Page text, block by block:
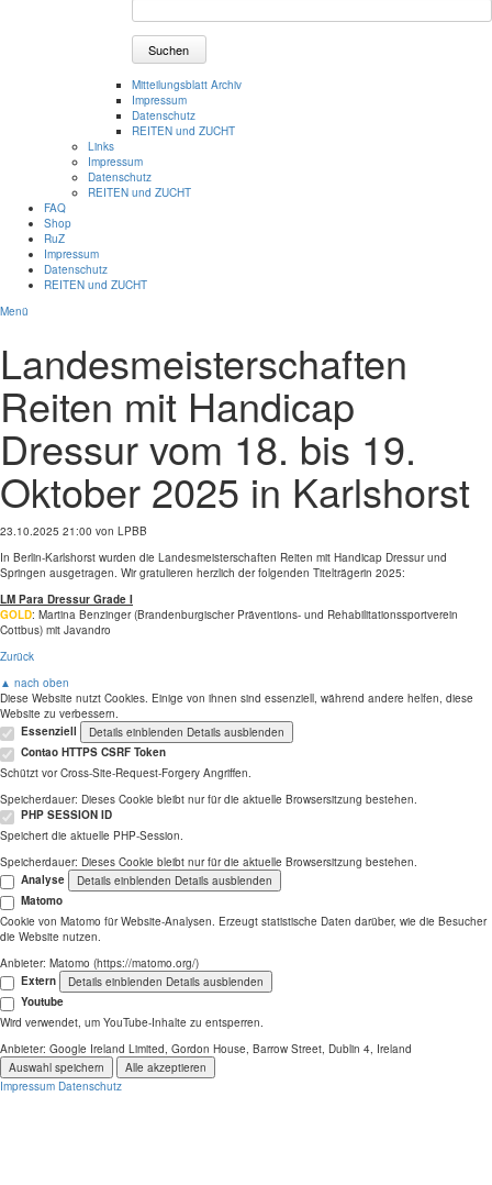
Suchen
Mitteilungsblatt Archiv
Impressum
Datenschutz
REITEN und ZUCHT
Links
Impressum
Datenschutz
REITEN und ZUCHT
FAQ
Shop
RuZ
Impressum
Datenschutz
REITEN und ZUCHT
Menü
Landesmeisterschaften
Reiten mit Handicap
Dressur vom 18. bis 19.
Oktober 2025 in Karlshorst
23.10.2025 21:00 von LPBB
In Berlin-Karlshorst wurden die Landesmeisterschaften Reiten mit Handicap Dressur und
Springen ausgetragen. Wir gratulieren herzlich der folgenden Titelträgerin 2025:
LM Para Dressur Grade I
GOLD: Martina Benzinger (Brandenburgischer Präventions- und Rehabilitationssportverein
Cottbus) mit Javandro
Zurück
▲ nach oben
Diese Website nutzt Cookies. Einige von ihnen sind essenziell, während andere helfen, diese
Website zu verbessern.
Essenziell
Details einblenden Details ausblenden
Contao HTTPS CSRF Token
Schützt vor Cross-Site-Request-Forgery Angriffen.
Speicherdauer: Dieses Cookie bleibt nur für die aktuelle Browsersitzung bestehen.
PHP SESSION ID
Speichert die aktuelle PHP-Session.
Speicherdauer: Dieses Cookie bleibt nur für die aktuelle Browsersitzung bestehen.
Analyse
Details einblenden Details ausblenden
Matomo
Cookie von Matomo für Website-Analysen. Erzeugt statistische Daten darüber, wie die Besucher
die Website nutzen.
Anbieter: Matomo (https://matomo.org/)
Extern
Details einblenden Details ausblenden
Youtube
Wird verwendet, um YouTube-Inhalte zu entsperren.
Anbieter: Google Ireland Limited, Gordon House, Barrow Street, Dublin 4, Ireland
Auswahl speichern
Alle akzeptieren
Impressum Datenschutz